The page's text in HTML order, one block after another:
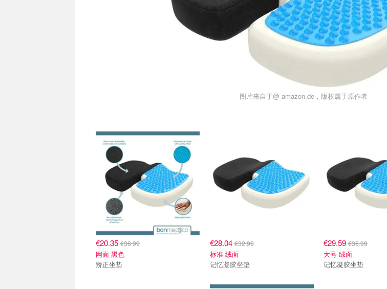
图片来自于@ amazon.de，版权属于原作者
€20.35 €36.99
网面 黑色
矫正坐垫
€28.04€32.99
标准 绒面
记忆凝胶坐垫
€29.59 €36.99
大号 绒面
记忆凝胶坐垫